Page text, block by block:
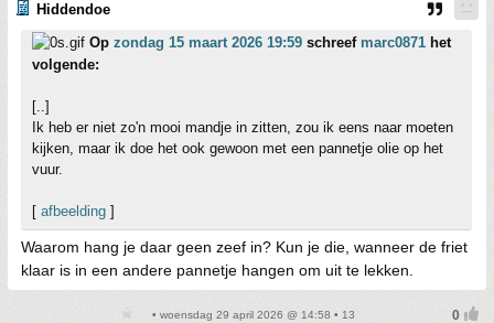
Hiddendoe
Op zondag 15 maart 2026 19:59 schreef marc0871 het
volgende:
[..]
Ik heb er niet zo'n mooi mandje in zitten, zou ik eens naar moeten
kijken, maar ik doe het ook gewoon met een pannetje olie op het
vuur.
[ afbeelding ]
Waarom hang je daar geen zeef in? Kun je die, wanneer de friet
klaar is in een andere pannetje hangen om uit te lekken.
• woensdag 29 april 2026 @ 14:58 • 13